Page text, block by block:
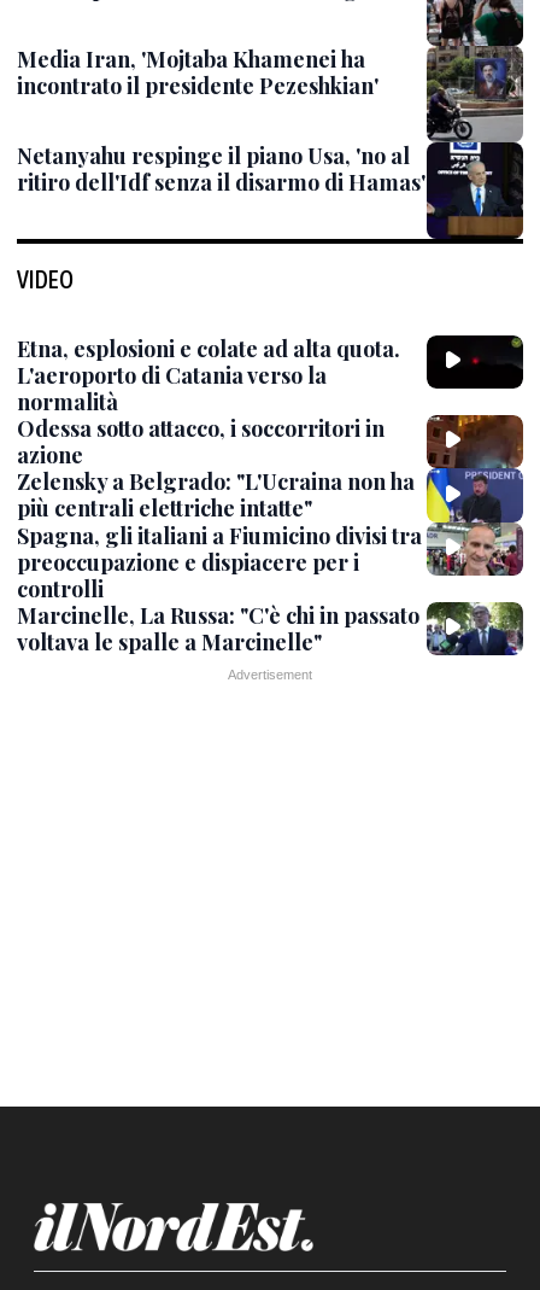
Media Iran, 'Mojtaba Khamenei ha
incontrato il presidente Pezeshkian'
Netanyahu respinge il piano Usa, 'no al
ritiro dell'Idf senza il disarmo di Hamas'
VIDEO
Etna, esplosioni e colate ad alta quota.
L'aeroporto di Catania verso la
normalità
Odessa sotto attacco, i soccorritori in
azione
Zelensky a Belgrado: "L'Ucraina non ha
più centrali elettriche intatte"
Spagna, gli italiani a Fiumicino divisi tra
preoccupazione e dispiacere per i
controlli
Marcinelle, La Russa: "C'è chi in passato
voltava le spalle a Marcinelle"